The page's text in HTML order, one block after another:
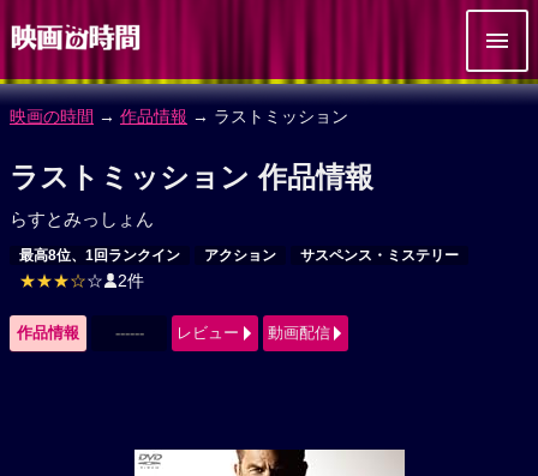
映画の時間 → 作品情報 → ラストミッション
ラストミッション 作品情報
らすとみっしょん
最高8位、1回ランクイン アクション サスペンス・ミステリー
★★★☆☆ 2件
作品情報 ------ レビュー 動画配信